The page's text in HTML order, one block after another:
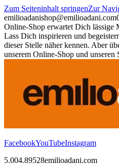
Zum Seiteninhalt springenZur
emilioadanishop@emilioadani.com
Online-Shop erwartet Dich lässige
Lass Dich inspirieren und
dieser Stelle näher kennen. Aber
unserem Online-Shop und unseren
FacebookYouTubeInstagram
5.004.89528emilioadani.com